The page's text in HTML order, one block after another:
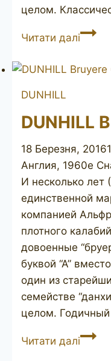
целом.
Читати далі
416
DUNHILL
DUNHILL
18 Березня, 2016
Англия, 1960е
И несколько лет
единственной
компанией
плотного
довоенные
буквой “А”
один из
семействе
целом.
Читати далі